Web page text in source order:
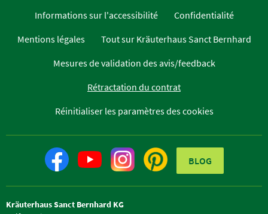
Informations sur l'accessibilité
Confidentialité
Mentions légales
Tout sur Kräuterhaus Sanct Bernhard
Mesures de validation des avis/feedback
Rétractation du contrat
Réinitialiser les paramètres des cookies
BLOG
Kräuterhaus Sanct Bernhard KG